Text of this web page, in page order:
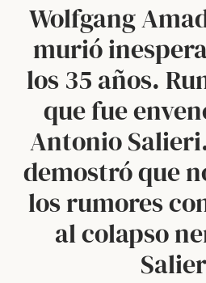
Wolfgang
murió
los 35 años.
que fue
Antonio
demostró que
los rumores
al colapso